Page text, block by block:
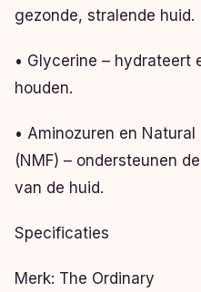
gezonde, stralende huid.
• Glycerine – hydrateert
houden.
• Aminozuren en
(NMF) – ondersteunen
van de huid.
Specificaties
Merk: The Ordinary